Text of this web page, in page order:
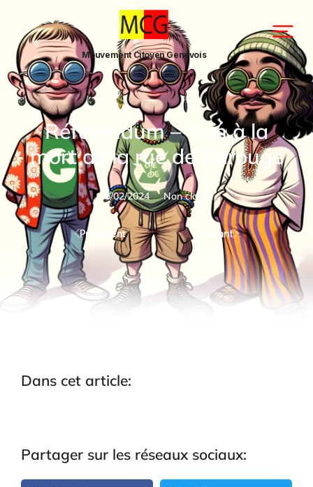
Mouvement Citoyen Genevois
Référendum – Non à la
mort de la rue de Carouge
26/02/2024 Non classé
Précédent Suivant
Dans cet article:
Partager sur les réseaux sociaux: